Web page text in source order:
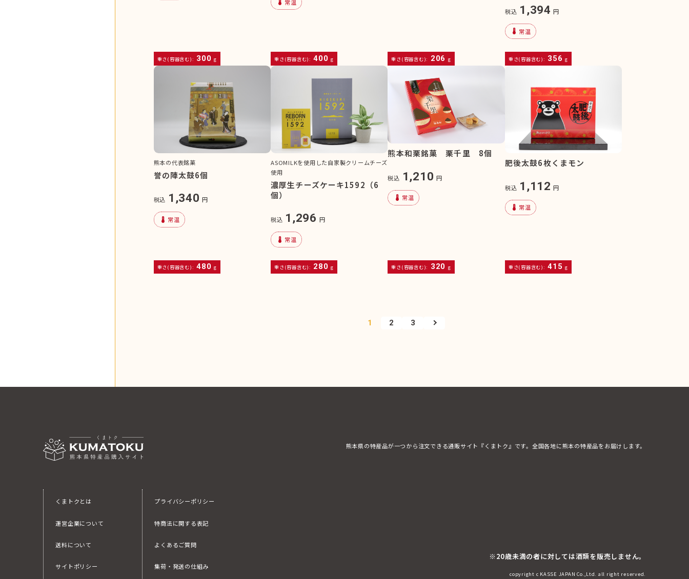
重さ(容器含む): 300 g
device_thermostat 常温
重さ(容器含む): 400 g 重さ(容器含む): 206 g
税込 1,394 円
device_thermostat 常温
重さ(容器含む): 356 g
熊本の代表銘菓
誉の陣太鼓6個
税込 1,340 円
device_thermostat 常温
重さ(容器含む): 480 g
ASOMILKを使用した自家製クリームチーズ
使用
濃厚生チーズケーキ1592（6
個）
税込 1,296 円
device_thermostat 常温
重さ(容器含む): 280 g
熊本和栗銘菓 栗千里 8個
税込 1,210 円
device_thermostat 常温
重さ(容器含む): 320 g
肥後太鼓6枚くまモン
税込 1,112 円
device_thermostat 常温
重さ(容器含む): 415 g
1 2 3
熊本県の特産品が一つから注文できる通販サイト『くまトク』です。全国各地に熊本の特産品をお届けします。
くまトクとは
運営企業について
送料について
サイトポリシー
プライバシーポリシー
特商法に関する表記
よくあるご質問
集荷・発送の仕組み
※20歳未満の者に対しては酒類を販売しません。
copyright c KASSE JAPAN Co.,Ltd. all right reserved.